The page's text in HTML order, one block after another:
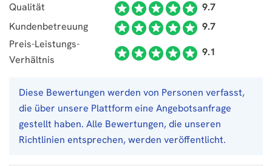
Qualität
9.7
Kundenbetreuung
9.7
Preis-Leistungs-
Verhältnis
9.1
Diese Bewertungen werden von Personen verfasst,
die über unsere Plattform eine Angebotsanfrage
gestellt haben. Alle Bewertungen, die unseren
Richtlinien entsprechen, werden veröffentlicht.